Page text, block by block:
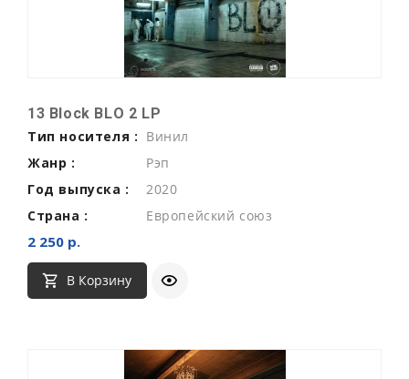
13 Block BLO 2 LP
Тип носителя : Винил
Жанр :
Рэп
Год выпуска :
2020
Страна :
Европейский союз
2 250 р.
В Корзину